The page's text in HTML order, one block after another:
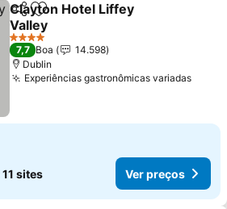
PartilharAdicionar aos favoritos
Clayton Hotel Liffey
Valley
4 Estrelas
7,7 Boa
14.598
Dublin
Experiências gastronômicas variadas
11 sites Ver preços